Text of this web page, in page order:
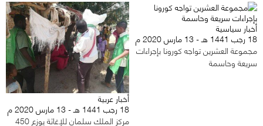
أخبار سياسية
18 رجب 1441 هـ - 13 مارس 2020 م
مجموعة العشرين تواجه كورونا بإجراءات
سريعة وحاسمة
أخبار عربية
18 رجب 1441 هـ - 13 مارس 2020 م
مركز الملك سلمان للإغاثة يوزع 450